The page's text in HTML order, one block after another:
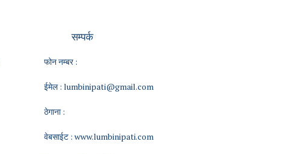
सम्पर्क
फोन नम्बर :
ईमेल : lumbinipati@gmail.com
ठेगाना :
वेबसाईट : www.lumbinipati.com